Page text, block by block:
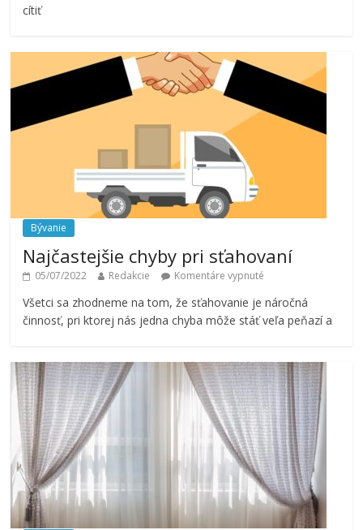
cítiť
Bývanie
Najčastejšie chyby pri sťahovaní
05/07/2022 Redakcie Komentáre vypnuté
Všetci sa zhodneme na tom, že sťahovanie je náročná
činnosť, pri ktorej nás jedna chyba môže stáť veľa peňazí a